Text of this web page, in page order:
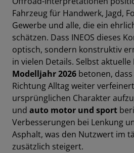
Fahrzeug für Handwerk, Jagd,
Gewerbe und alle, die ein
schätzen. Dass INEOS dieses
optisch, sondern konstruktiv
in vielen Details. Selbst
Modelljahr 2026 betonen,
Richtung Alltag weiter
ursprünglichen Charakter
und auto motor und sport
Verbesserungen bei Lenkung
Asphalt, was den Nutzwert im
zusätzlich steigert.